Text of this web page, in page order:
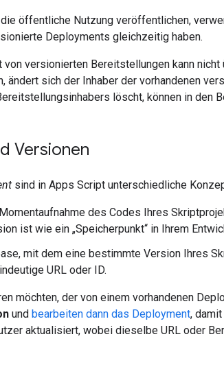
die öffentliche Nutzung veröffentlichen,
Deployments gleichzeitig haben.
von versionierten Bereitstellungen kann
ändert sich der Inhaber der vorhandenen
löscht, können in den
Versionen
sind in Apps Script unterschiedliche
des Codes Ihres
ist wie ein „Speicherpunkt“ in Ihrem
mit dem eine bestimmte Version Ihres
URL oder ID.
möchten, der von einem vorhandenen
und bearbeiten dann das Deployment,
aktualisiert, wobei dieselbe URL oder